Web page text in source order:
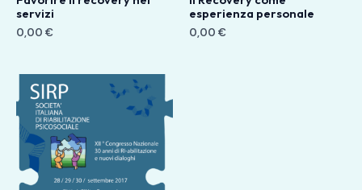
servizi
0,00 €
esperienza personale
0,00 €